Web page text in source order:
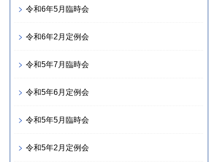
令和6年5月臨時会
令和6年2月定例会
令和5年7月臨時会
令和5年6月定例会
令和5年5月臨時会
令和5年2月定例会